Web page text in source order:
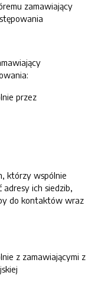
zamawiający
przez
którzy wspólnie
ich siedzib,
do kontaktów wraz
z zamawiającymi z